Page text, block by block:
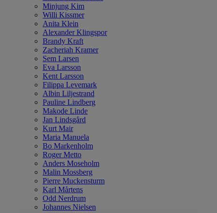
Minjung Kim
Willi Kissmer
Anita Klein
Alexander Klingspor
Brandy Kraft
Zacheriah Kramer
Sem Larsen
Eva Larsson
Kent Larsson
Filippa Levemark
Albin Liljestrand
Pauline Lindberg
Makode Linde
Jan Lindsgård
Kurt Mair
Maria Manuela
Bo Markenholm
Roger Metto
Anders Moseholm
Malin Mossberg
Pierre Muckensturm
Karl Mårtens
Odd Nerdrum
Johannes Nielsen